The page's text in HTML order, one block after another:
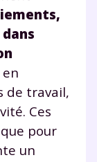
en
de travail,
Ces
pour
un